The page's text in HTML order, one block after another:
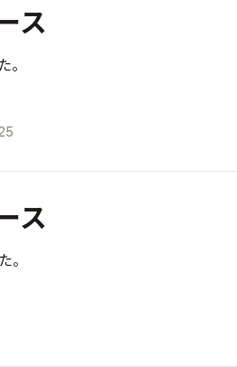
ス
。
ス
。